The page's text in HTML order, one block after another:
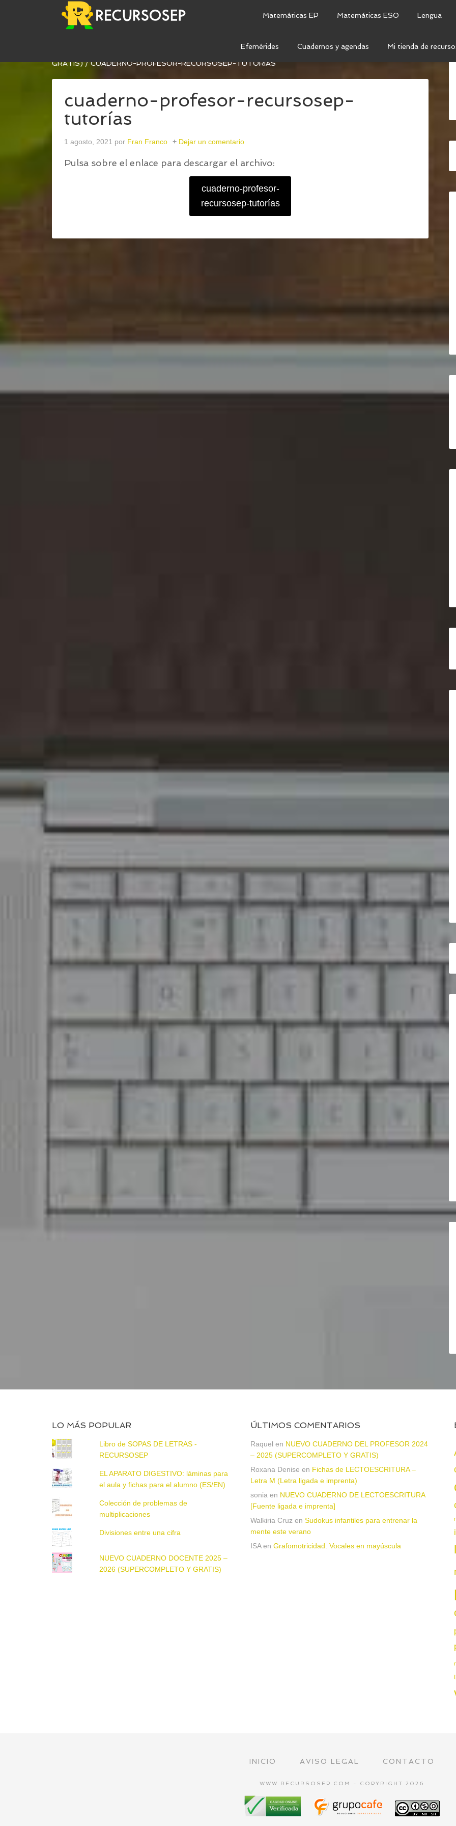
Matemáticas EP Matemáticas ESO Lengua
Efemérides Cuadernos y agendas Mi tienda de
NUEVO CUADERNO DEL PROFESOR 2021 – 2022 (SUPERCOMPLETO Y
GRATIS) /CUADERNO-PROFESOR-RECURSOSEP-TUTORÍAS
cuaderno-profesor-recursosep-
tutorías
1 agosto, 2021 por Fran Franco Dejar un comentario
Pulsa sobre el enlace para descargar el archivo:
cuaderno-profesor-
recursosep-tutorías
LO MÁS POPULAR
Libro de SOPAS DE LETRAS -
RECURSOSEP
EL APARATO DIGESTIVO: láminas para
el aula y fichas para el alumno (ES/EN)
Colección de problemas de
multiplicaciones
Divisiones entre una cifra
NUEVO CUADERNO DOCENTE 2025 –
2026 (SUPERCOMPLETO Y GRATIS)
ÚLTIMOS COMENTARIOS
Raquel en NUEVO CUADERNO DEL PROFESOR 2024
– 2025 (SUPERCOMPLETO Y GRATIS)
Roxana Denise en Fichas de LECTOESCRITURA –
Letra M (Letra ligada e imprenta)
sonia en NUEVO CUADERNO DE LECTOESCRITURA
[Fuente ligada e imprenta]
Walkiria Cruz en Sudokus infantiles para entrenar la
mente este verano
ISAen Grafomotricidad. Vocales en mayúscula
INICIO AVISO LEGAL CONTACTO
WWW.RECURSOSEP.COM - COPYRIGHT 2026